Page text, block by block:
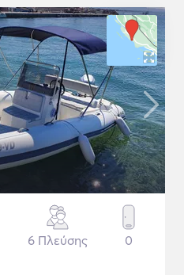
6 Πλεύσης 0